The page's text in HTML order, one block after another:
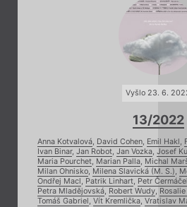
Vyšlo 23. 6.
13/2022
Anna Kotvalová, David Cohen, Emil Hakl ,
Ivan Binar, Jan Robot, Jan Vozka, Josef
Maria Pourchet, Marian Palla, Michal
Milan Ohnisko, Milena Slavická (M. S.),
Ondřej Macl , Patrik Linhart, Petr
Petra Mladějovská, Robert Wudy,
Tomáš Gabriel , Vít Kremlička, Vratislav